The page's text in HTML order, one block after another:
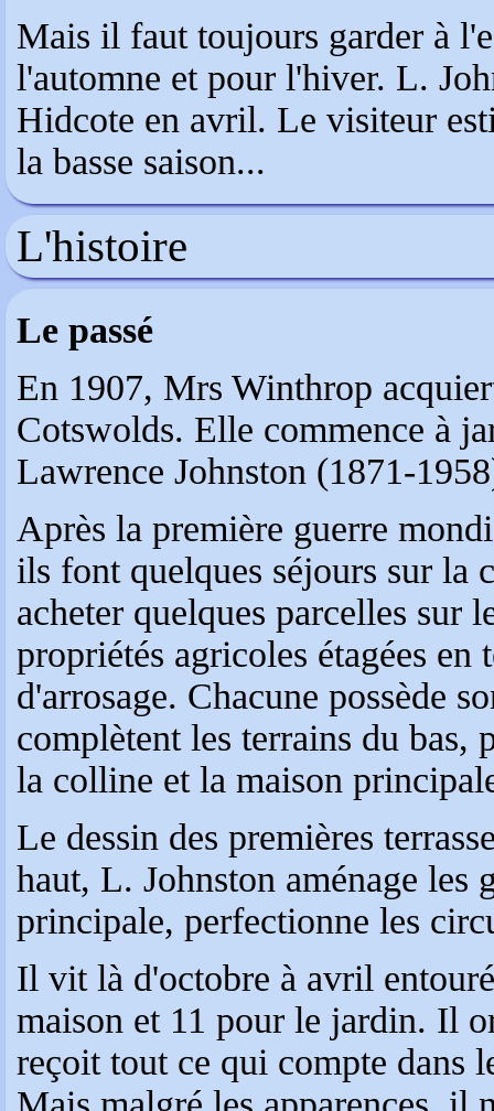
Mais il faut toujours garder à
l'automne et pour l'hiver. L.
Hidcote en avril. Le visiteur
la basse saison...
L'histoire
Le passé
En 1907, Mrs Winthrop
Cotswolds. Elle commence à
Lawrence Johnston (1871-
Après la première guerre
ils font quelques séjours sur la
acheter quelques parcelles sur
propriétés agricoles étagées en
d'arrosage. Chacune possède
complètent les terrains du bas,
la colline et la maison
Le dessin des premières
haut, L. Johnston aménage les
principale, perfectionne les
Il vit là d'octobre à avril
maison et 11 pour le jardin. Il
reçoit tout ce qui compte dans